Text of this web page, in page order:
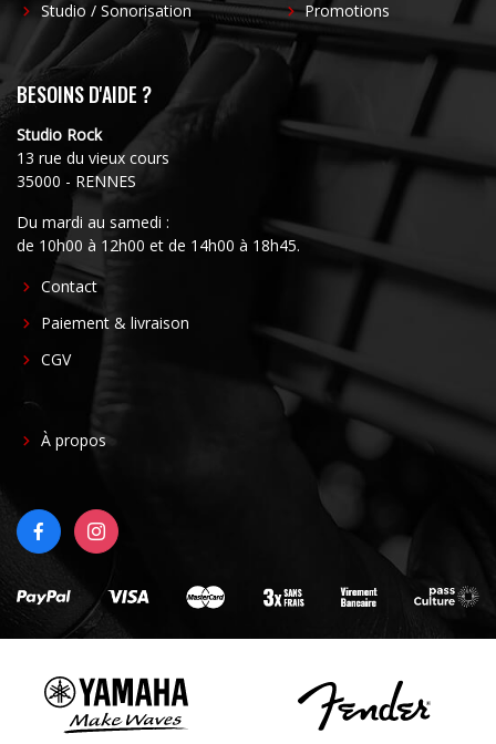
Studio / Sonorisation Promotions
BESOINS D'AIDE ?
Studio Rock
13 rue du vieux cours
35000 - RENNES
Du mardi au samedi :
de 10h00 à 12h00 et de 14h00 à 18h45.
FOOTER
CENTER
Contact
Paiement & livraison
CGV
FOOTER
À propos
FACEBOOKINSTAGRAM